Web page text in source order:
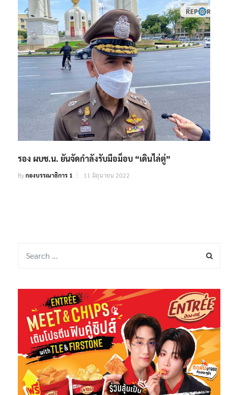
รอง ผบช.น. ยันจัดกำลังรับมือม็อบ “เดินไล่ตู่”
Byกองบรรณาธิการ 1 11 มิถุนายน 2022